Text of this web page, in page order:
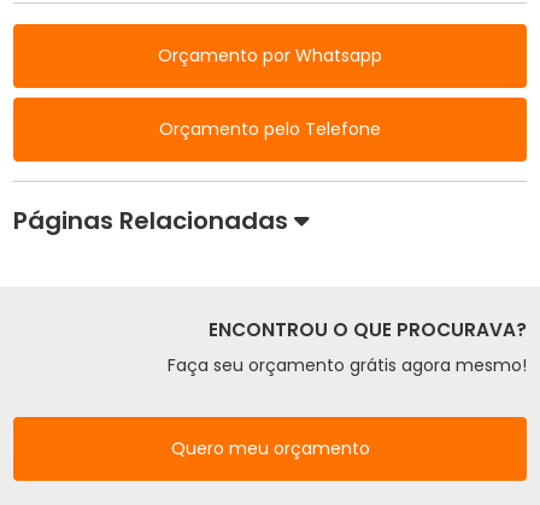
Orçamento por Whatsapp
Orçamento pelo Telefone
Páginas Relacionadas
ENCONTROU O QUE PROCURAVA?
Faça seu orçamento grátis agora mesmo!
Quero meu orçamento